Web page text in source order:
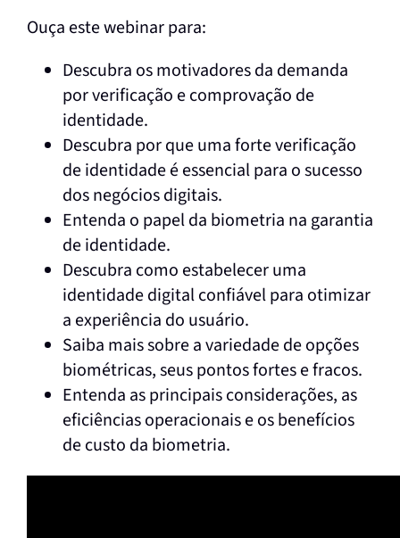
Ouça este webinar para:
Descubra os motivadores da demanda
por verificação e comprovação de
identidade.
Descubra por que uma forte verificação
de identidade é essencial para o sucesso
dos negócios digitais.
Entenda o papel da biometria na garantia
de identidade.
Descubra como estabelecer uma
identidade digital confiável para otimizar
a experiência do usuário.
Saiba mais sobre a variedade de opções
biométricas, seus pontos fortes e fracos.
Entenda as principais considerações, as
eficiências operacionais e os benefícios
de custo da biometria.